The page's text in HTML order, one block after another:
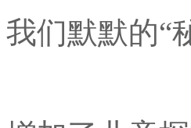
我们默默的“